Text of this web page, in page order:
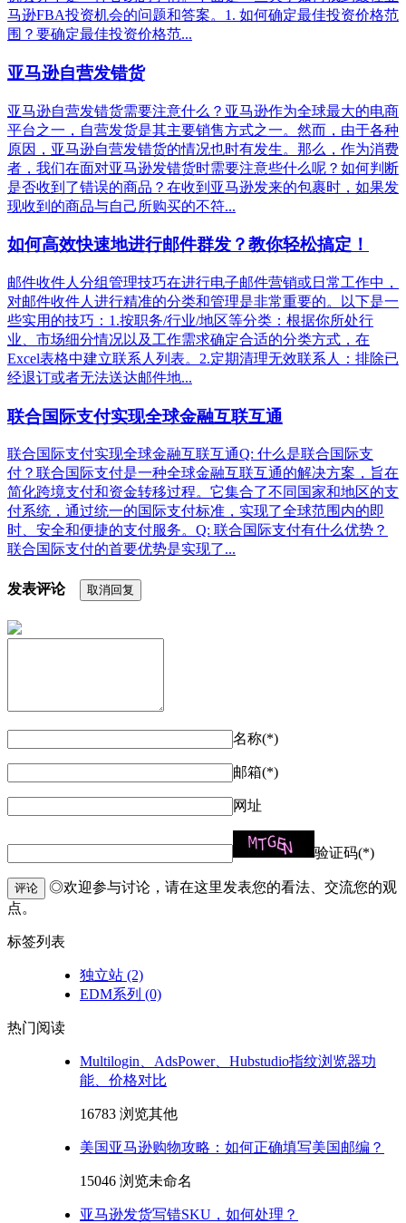
马逊FBA投资机会的问题和答案。1. 如何确定最佳投资价格范
围？要确定最佳投资价格范...
亚马逊自营发错货
亚马逊自营发错货需要注意什么？亚马逊作为全球最大的电商
平台之一，自营发货是其主要销售方式之一。然而，由于各种
原因，亚马逊自营发错货的情况也时有发生。那么，作为消费
者，我们在面对亚马逊发错货时需要注意些什么呢？如何判断
是否收到了错误的商品？在收到亚马逊发来的包裹时，如果发
现收到的商品与自己所购买的不符...
如何高效快速地进行邮件群发？教你轻松搞定！
邮件收件人分组管理技巧在进行电子邮件营销或日常工作中，
对邮件收件人进行精准的分类和管理是非常重要的。以下是一
些实用的技巧：1.按职务/行业/地区等分类：根据你所处行
业、市场细分情况以及工作需求确定合适的分类方式，在
Excel表格中建立联系人列表。2.定期清理无效联系人：排除已
经退订或者无法送达邮件地...
联合国际支付实现全球金融互联互通
联合国际支付实现全球金融互联互通Q: 什么是联合国际支
付？联合国际支付是一种全球金融互联互通的解决方案，旨在
简化跨境支付和资金转移过程。它集合了不同国家和地区的支
付系统，通过统一的国际支付标准，实现了全球范围内的即
时、安全和便捷的支付服务。Q: 联合国际支付有什么优势？
联合国际支付的首要优势是实现了...
发表评论 取消回复
名称(*)
邮箱(*)
网址
验证码(*)
评论
◎欢迎参与讨论，请在这里发表您的看法、交流您的观
点。
标签列表
独立站 (2)
EDM系列 (0)
热门阅读
Multilogin、AdsPower、Hubstudio指纹浏览器功
能、价格对比
16783 浏览其他
美国亚马逊购物攻略：如何正确填写美国邮编？
15046 浏览未命名
亚马逊发货写错SKU，如何处理？